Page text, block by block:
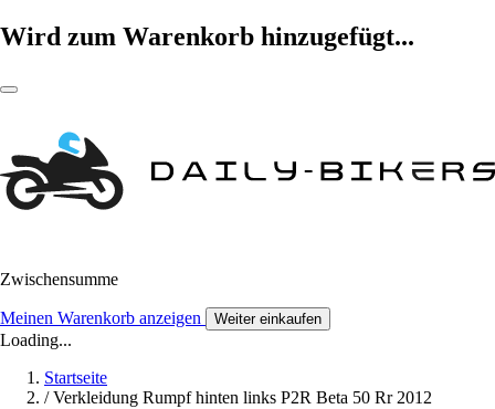
Wird zum Warenkorb hinzugefügt...
Zwischensumme
Meinen Warenkorb anzeigen Weiter einkaufen
Loading...
Startseite
/ Verkleidung Rumpf hinten links P2R Beta 50 Rr 2012